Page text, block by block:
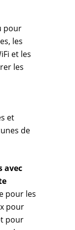
pour
les
et les
les
et
de
avec
pour les
pour
pour